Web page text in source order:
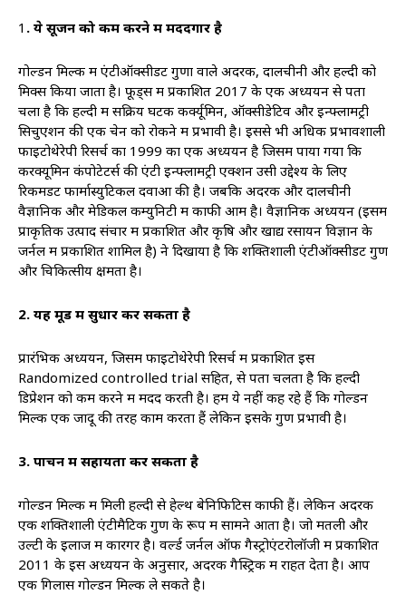
1 . ये सूजन को कम करने में मददगार है
गोल्डन मिल्क में एंटीऑक्सीडेंट गुणों वाले अदरक, दालचीनी और हल्दी को
मिक्स किया जाता है। फूड्स में प्रकाशित 2017 के एक अध्ययन से पता
चला है कि हल्दी में सक्रिय घटक कर्क्यूमिन, ऑक्सीडेटिव और इन्फ्लामेंट्री
सिचुएशन की एक चेन को रोकने में प्रभावी है। इससे भी अधिक प्रभावशाली
फाइटोथेरेपी रिसर्च का 1999 का एक अध्ययन है जिसमें पाया गया कि
करक्यूमिन कंपोटेटर्स की एंटी इन्फ्लामेंट्री एक्शन उसी उद्देश्य के लिए
रिकमडेंट फार्मास्युटिकल दवाओं की है। जबकि अदरक और दालचीनी
वैज्ञानिक और मेडिकल कम्युनिटी में काफी आम है। वैज्ञानिक अध्ययन (इसमें
प्राकृतिक उत्पाद संचार में प्रकाशित और कृषि और खाद्य रसायन विज्ञान के
जर्नल में प्रकाशित शामिल है) ने दिखाया है कि शक्तिशाली एंटीऑक्सीडेंट गुण
और चिकित्सीय क्षमता है।
2. यह मूड में सुधार कर सकता है
प्रारंभिक अध्ययन, जिसमें फाइटोथेरेपी रिसर्च में प्रकाशित इस
Randomized controlled trial सहित, से पता चलता है कि हल्दी
डिप्रेशन को कम करने में मदद करती है। हम ये नहीं कह रहे हैं कि गोल्डन
मिल्क एक जादू की तरह काम करता हैं लेकिन इसके गुण प्रभावी है।
3. पाचन में सहायता कर सकता है
गोल्डन मिल्क में मिली हल्दी से हेल्थ बेनिफिटिस काफी हैं। लेकिन अदरक
एक शक्तिशाली एंटीमैटिक गुण के रूप में सामने आता है। जो मतली और
उल्टी के इलाज में कारगर है। वर्ल्ड जर्नल ऑफ गैस्ट्रोएंटरोलॉजी में प्रकाशित
2011 के इस अध्ययन के अनुसार, अदरक गैस्ट्रिक में राहत देता है। आप
एक गिलास गोल्डन मिल्क ले सकते है।